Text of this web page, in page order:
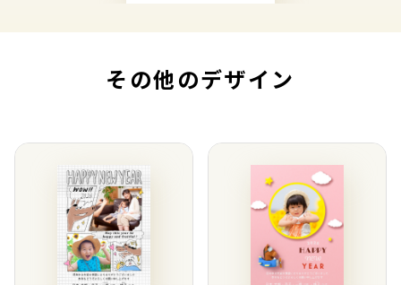
その他のデザイン